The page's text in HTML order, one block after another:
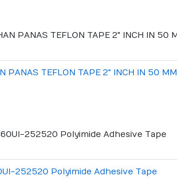
PANAS TEFLON TAPE 2" INCH IN 50 MM
252520 Polyimide Adhesive Tape